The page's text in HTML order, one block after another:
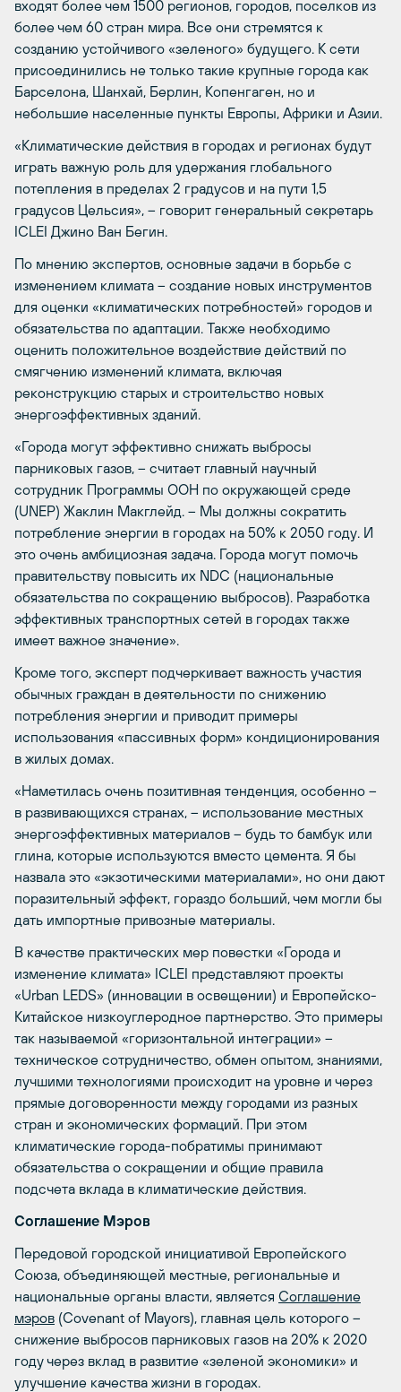
входят более чем 1500 регионов, городов, поселков из
более чем 60 стран мира. Все они стремятся к
созданию устойчивого «зеленого» будущего. К сети
присоединились не только такие крупные города как
Барселона, Шанхай, Берлин, Копенгаген, но и
небольшие населенные пункты Европы, Африки и Азии.
«Климатические действия в городах и регионах будут
играть важную роль для удержания глобального
потепления в пределах 2 градусов и на пути 1,5
градусов Цельсия», – говорит генеральный секретарь
ICLEI Джино Ван Бегин.
По мнению экспертов, основные задачи в борьбе с
изменением климата – создание новых инструментов
для оценки «климатических потребностей» городов и
обязательства по адаптации. Также необходимо
оценить положительное воздействие действий по
смягчению изменений климата, включая
реконструкцию старых и строительство новых
энергоэффективных зданий.
«Города могут эффективно снижать выбросы
парниковых газов, – считает главный научный
сотрудник Программы ООН по окружающей среде
(UNEP) Жаклин Макглейд. – Мы должны сократить
потребление энергии в городах на 50% к 2050 году. И
это очень амбициозная задача. Города могут помочь
правительству повысить их NDC (национальные
обязательства по сокращению выбросов). Разработка
эффективных транспортных сетей в городах также
имеет важное значение».
Кроме того, эксперт подчеркивает важность участия
обычных граждан в деятельности по снижению
потребления энергии и приводит примеры
использования «пассивных форм» кондиционирования
в жилых домах.
«Наметилась очень позитивная тенденция, особенно –
в развивающихся странах, – использование местных
энергоэффективных материалов – будь то бамбук или
глина, которые используются вместо цемента. Я бы
назвала это «экзотическими материалами», но они дают
поразительный эффект, гораздо больший, чем могли бы
дать импортные привозные материалы.
В качестве практических мер повестки «Города и
изменение климата» ICLEI представляют проекты
«Urban LEDS» (инновации в освещении) и Европейско-
Китайское низкоуглеродное партнерство. Это примеры
так называемой «горизонтальной интеграции» –
техническое сотрудничество, обмен опытом, знаниями,
лучшими технологиями происходит на уровне и через
прямые договоренности между городами из разных
стран и экономических формаций. При этом
климатические города-побратимы принимают
обязательства о сокращении и общие правила
подсчета вклада в климатические действия.
Соглашение Мэров
Передовой городской инициативой Европейского
Союза, объединяющей местные, региональные и
национальные органы власти, является Соглашение
мэров (Covenant of Mayors), главная цель которого –
снижение выбросов парниковых газов на 20% к 2020
году через вклад в развитие «зеленой экономики» и
улучшение качества жизни в городах.